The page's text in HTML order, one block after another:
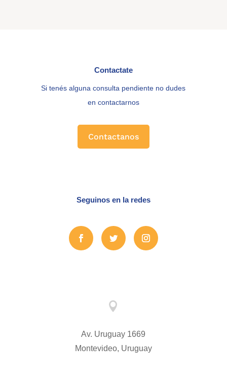
Contactate
Si tenés alguna consulta pendiente no dudes
en contactarnos
Contactanos
Seguinos en la redes

Av. Uruguay 1669
Montevideo, Uruguay